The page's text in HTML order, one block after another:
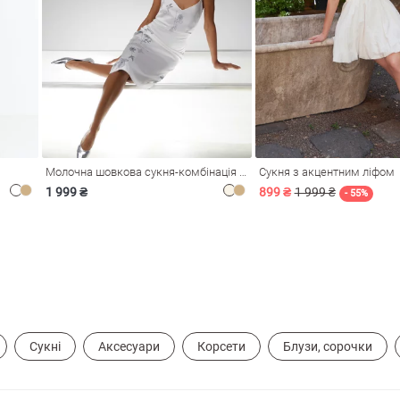
1 999 ₴
Сукня з акцентним ліфом
899 ₴ 1 999 ₴ - 55%
Сукні Аксесуари Корсети Блузи, сорочки